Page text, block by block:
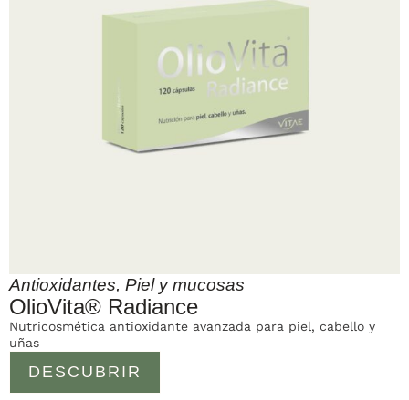
Antioxidantes, Piel y mucosas
OlioVita® Radiance
DESCUBRIR
Nutricosmética antioxidante avanzada para piel, cabello y
uñas